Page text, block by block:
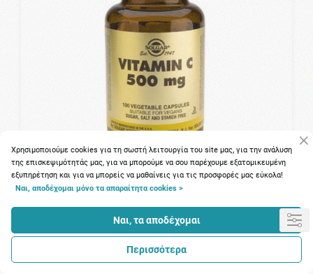
Solgar Vitamin C 500mg 100vegetarian caps (Βιταμίνη C)
Χρησιμοποιούμε cookies για τη σωστή λειτουργία του site μας, για την ανάλυση
της επισκεψιμότητάς μας, για να μπορούμε να σου παρέχουμε εξατομικευμένη
εξυπηρέτηση και για να μπορείς να μαθαίνεις για τις προσφορές μας εύκολα!
Ναι, αποδέχομαι μόνο τα απαραίτητα cookies >
Ναι, τα αποδέχομαι
Περισσότερα